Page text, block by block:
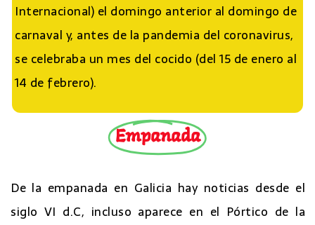
Internacional) el domingo anterior al domingo de
carnaval y, antes de la pandemia del coronavirus,
se celebraba un mes del cocido (del 15 de enero al
14 de febrero).
Empanada
De la empanada en Galicia hay noticias desde el
siglo VI d.C, incluso aparece en el Pórtico de la